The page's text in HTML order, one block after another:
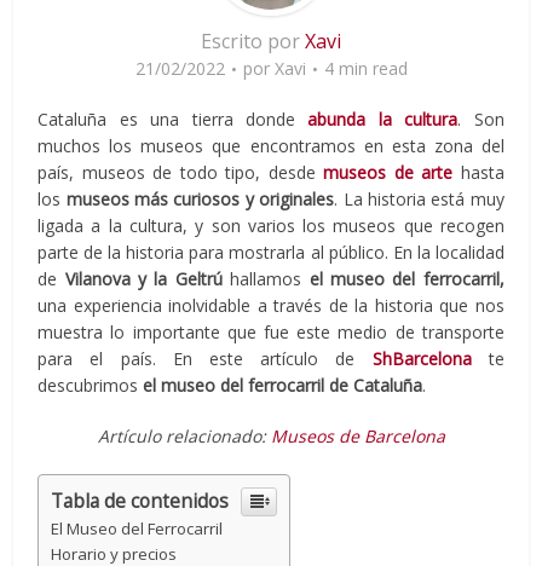
Escrito porXavi
21/02/2022 por Xavi 4 min read
Cataluña es una tierra dondeabunda la cultura. Son
muchos los museos que encontramos en esta zona del
país, museos de todo tipo, desdemuseos de arte hasta
los museos más curiosos y originales. La historia está muy
ligada a la cultura, y son varios los museos que recogen
parte de la historia para mostrarla al público. En la localidad
de Vilanova y la Geltrúhallamos el museo del ferrocarril,
una experiencia inolvidable a través de la historia que nos
muestra lo importante que fue este medio de transporte
para el país. En este artículo de ShBarcelonate
descubrimosel museo del ferrocarril de Cataluña.
Artículo relacionado: Museos de Barcelona
Tabla de contenidos
El Museo del Ferrocarril
Horario y precios